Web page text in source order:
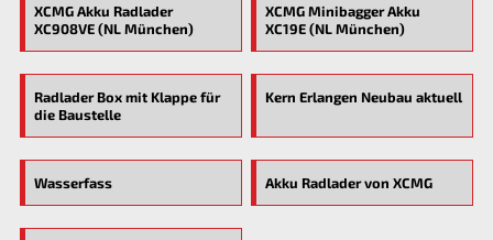
XCMG Akku Radlader
XC908VE (NL München)
XCMG Minibagger Akku
XC19E (NL München)
Radlader Box mit Klappe für
die Baustelle
Kern Erlangen Neubau aktuell
Wasserfass Akku Radlader von XCMG